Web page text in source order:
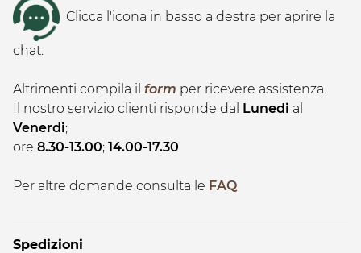
Clicca l'icona in basso a destra per aprire la
chat.
Altrimenti compila il form per ricevere assistenza.
Il nostro servizio clienti risponde dal Lunedi al
Venerdi;
ore 8.30-13.00; 14.00-17.30
Per altre domande consulta le FAQ
Spedizioni